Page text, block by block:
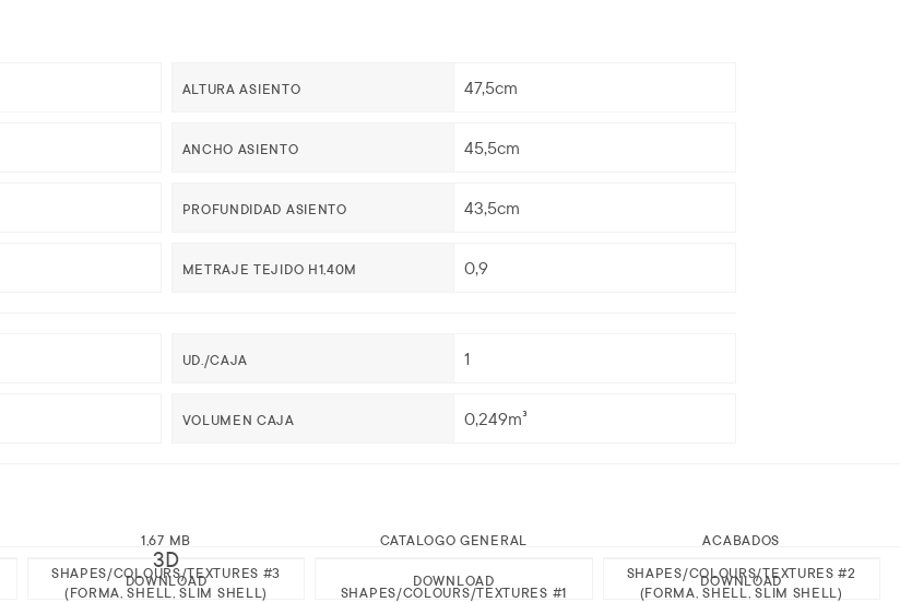
ALTURA ASIENTO 47,5cm
ANCHO ASIENTO 45,5cm
PROFUNDIDAD ASIENTO 43,5cm
METRAJE TEJIDO H1,40M 0,9
UD./CAJA 1
VOLUMEN CAJA 0,249m³
3D
1,67 MB
DOWNLOAD
CATALOGO GENERAL
DOWNLOAD
ACABADOS
DOWNLOAD
SHAPES/COLOURS/TEXTURES #3
(FORMA, SHELL, SLIM SHELL)
SHAPES/COLOURS/TEXTURES #1
SHAPES/COLOURS/TEXTURES #2
(FORMA, SHELL, SLIM SHELL)